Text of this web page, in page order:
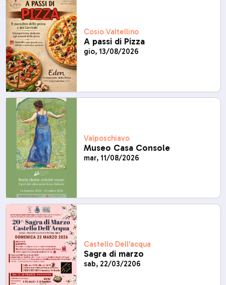
Cosio Valtellino
A passi di Pizza
gio, 13/08/2026
Valposchiavo
Museo Casa Console
mar, 11/08/2026
Castello Dell'acqua
Sagra di marzo
sab, 22/03/2206